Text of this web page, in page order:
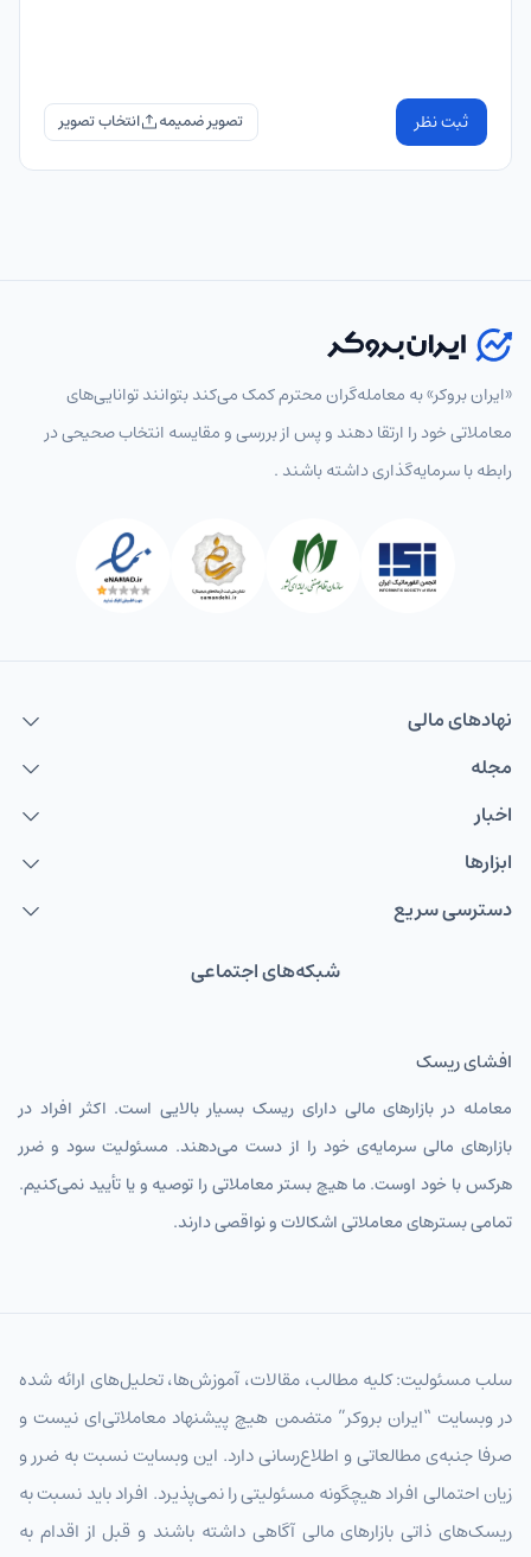
ثبت نظر تصویر ضمیمه
«ایران بروکر» به معامله‌گران محترم کمک می‌کند بتوانند توانایی‌های
معاملاتی خود را ارتقا دهند و پس از بررسی و مقایسه انتخاب‌ صحیحی در
رابطه با سرمایه‌گذاری داشته باشند .
نهاد‌های مالی
مجله
اخبار
ابزارها
دسترسی سریع
شبکه‌های اجتماعی
افشای ریسک
معامله در بازارهای مالی دارای ریسک بسیار بالایی است. اکثر افراد در
بازارهای مالی سرمایه‌ی خود را از دست می‌دهند. مسئولیت سود و ضرر
هرکس با خود اوست. ما هیچ بستر معاملاتی را توصیه و یا تأیید نمی‌کنیم.
تمامی بسترهای معاملاتی اشکالات و نواقصی دارند.
سلب مسئولیت: کلیه مطالب، مقالات، آموزش‌ها، تحلیل‌های ارائه شده
در وبسایت “ایران بروکر” متضمن هیچ پیشنهاد معاملاتی‌ای نیست و
صرفا جنبه‌ی مطالعاتی و اطلاع‌رسانی دارد. این وبسایت نسبت به ضرر و
زیان احتمالی افراد هیچگونه مسئولیتی را نمی‌پذیرد. افراد باید نسبت به
ریسک‌های ذاتی بازارهای مالی آگاهی داشته باشند و قبل از اقدام به